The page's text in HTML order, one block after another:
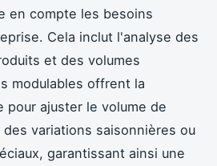
en compte les besoins
Cela inclut l'analyse des
et des volumes
modulables offrent la
pour ajuster le volume de
variations saisonnières ou
garantissant ainsi une